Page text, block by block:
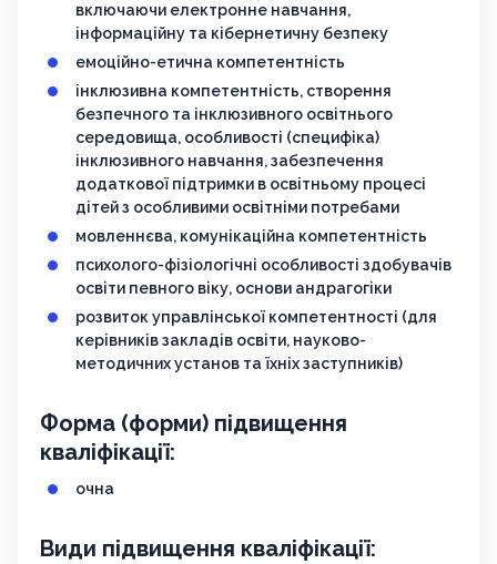
включаючи електронне навчання,
інформаційну та кібернетичну безпеку
емоційно-етична компетентність
інклюзивна компетентність, створення
безпечного та інклюзивного освітнього
середовища, особливості (специфіка)
інклюзивного навчання, забезпечення
додаткової підтримки в освітньому процесі
дітей з особливими освітніми потребами
мовленнєва, комунікаційна компетентність
психолого-фізіологічні особливості здобувачів
освіти певного віку, основи андрагогіки
розвиток управлінської компетентності (для
керівників закладів освіти, науково-
методичних установ та їхніх заступників)
Форма (форми) підвищення
кваліфікації:
очна
Види підвищення кваліфікації: